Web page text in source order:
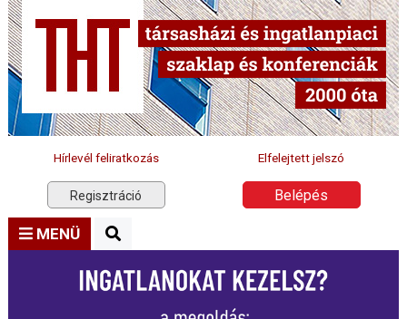
Hírlevél feliratkozás Elfelejtett jelszó
Regisztráció Belépés
MENÜ